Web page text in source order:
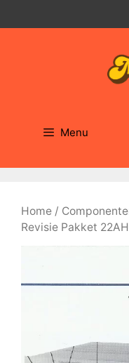
naar
Menu
Home /
Revisie Pakket